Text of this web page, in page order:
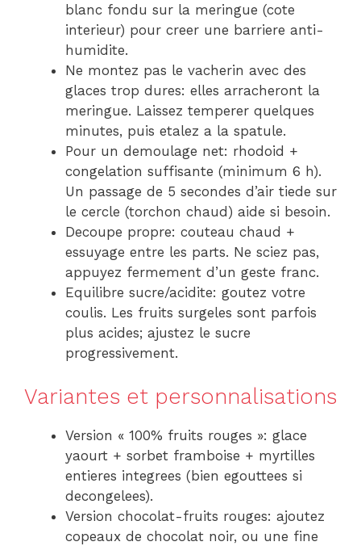
blanc fondu sur la meringue (cote
interieur) pour creer une barriere anti-
humidite.
Ne montez pas le vacherin avec des
glaces trop dures: elles arracheront la
meringue. Laissez temperer quelques
minutes, puis etalez a la spatule.
Pour un demoulage net: rhodoid +
congelation suffisante (minimum 6 h).
Un passage de 5 secondes d’air tiede sur
le cercle (torchon chaud) aide si besoin.
Decoupe propre: couteau chaud +
essuyage entre les parts. Ne sciez pas,
appuyez fermement d’un geste franc.
Equilibre sucre/acidite: goutez votre
coulis. Les fruits surgeles sont parfois
plus acides; ajustez le sucre
progressivement.
Variantes et personnalisations
Version « 100% fruits rouges »: glace
yaourt + sorbet framboise + myrtilles
entieres integrees (bien egouttees si
decongelees).
Version chocolat-fruits rouges: ajoutez
copeaux de chocolat noir, ou une fine